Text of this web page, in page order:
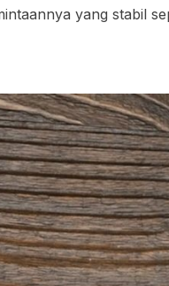
yang stabil